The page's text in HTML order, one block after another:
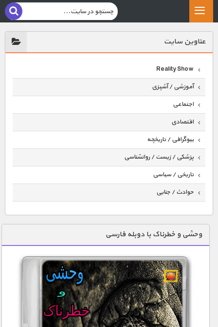
عناوين سايت
Reality Show
آموزشی / آشپزی
اجتماعی
اقتصادی
بیوگرافی / تاریخچه
پزشکی / زیست / روانشناسی
تاریخی / سیاسی
حوادث / جنایی
دنیای خوراکی ها
زمین شناسی / محیط زیست
سازه/ معماری/ مهندسی
سرگرمی
شناخت کودکان
طبیعت
وحشی و خطرناک با دوبله فارسی